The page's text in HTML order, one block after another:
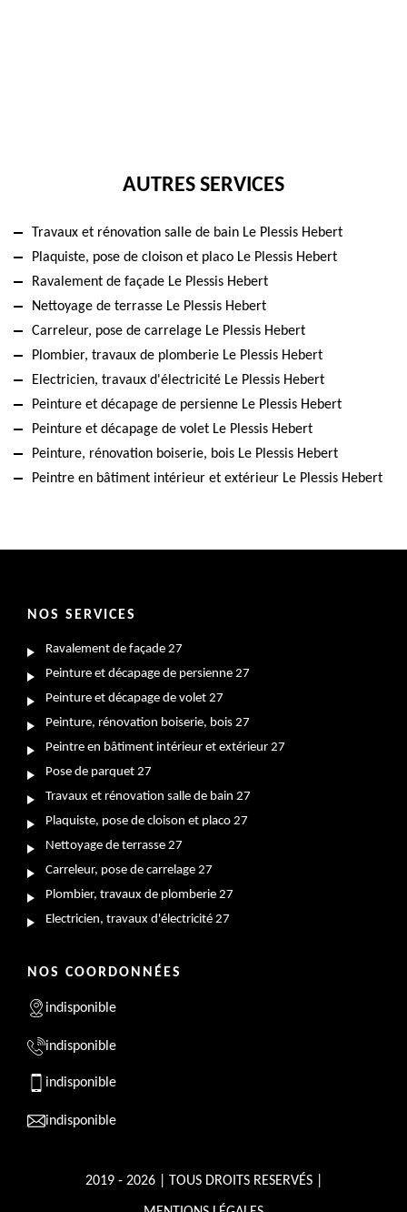
AUTRES SERVICES
Travaux et rénovation salle de bain Le Plessis Hebert
Plaquiste, pose de cloison et placo Le Plessis Hebert
Ravalement de façade Le Plessis Hebert
Nettoyage de terrasse Le Plessis Hebert
Carreleur, pose de carrelage Le Plessis Hebert
Plombier, travaux de plomberie Le Plessis Hebert
Electricien, travaux d'électricité Le Plessis Hebert
Peinture et décapage de persienne Le Plessis Hebert
Peinture et décapage de volet Le Plessis Hebert
Peinture, rénovation boiserie, bois Le Plessis Hebert
Peintre en bâtiment intérieur et extérieur Le Plessis Hebert
NOS SERVICES
Ravalement de façade 27
Peinture et décapage de persienne 27
Peinture et décapage de volet 27
Peinture, rénovation boiserie, bois 27
Peintre en bâtiment intérieur et extérieur 27
Pose de parquet 27
Travaux et rénovation salle de bain 27
Plaquiste, pose de cloison et placo 27
Nettoyage de terrasse 27
Carreleur, pose de carrelage 27
Plombier, travaux de plomberie 27
Electricien, travaux d'électricité 27
NOS COORDONNÉES
indisponible
indisponible
indisponible
indisponible
2019 - 2026 | TOUS DROITS RESERVÉS |